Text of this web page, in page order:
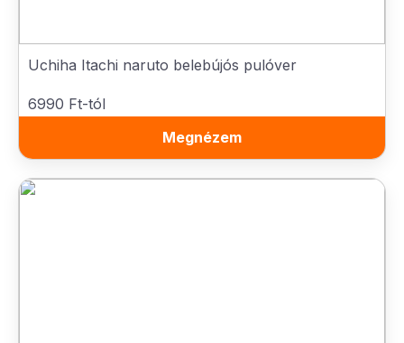
Uchiha Itachi naruto belebújós pulóver
6990 Ft-tól
Megnézem